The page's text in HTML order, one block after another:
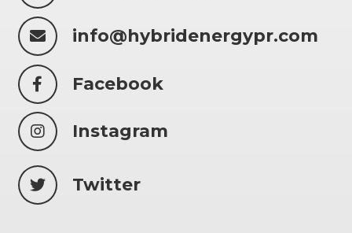
info@hybridenergypr.com
Facebook
Instagram
Twitter